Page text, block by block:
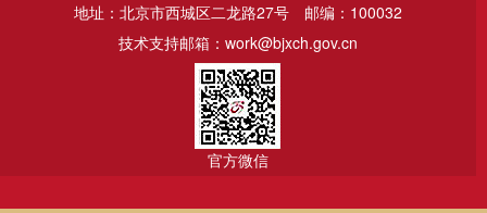
地址：北京市西城区二龙路27号
邮编：100032
技术支持邮箱：work@bjxch.gov.cn
官方微信